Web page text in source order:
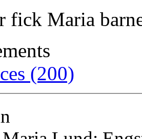
fick Maria
(200)